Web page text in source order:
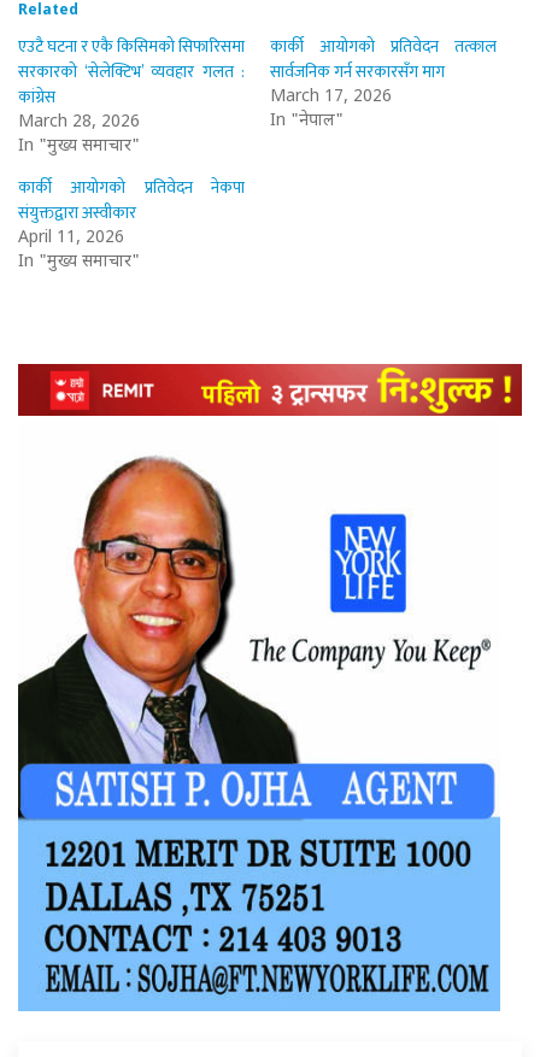
Related
एउटै घटना र एकै किसिमको सिफारिसमा
सरकारको ‘सेलेक्टिभ’ व्यवहार गलत :
कांग्रेस
March 28, 2026
In "मुख्य समाचार"
कार्की आयोगको प्रतिवेदन तत्काल
सार्वजनिक गर्न सरकारसँग माग
March 17, 2026
In "नेपाल"
कार्की आयोगको प्रतिवेदन नेकपा
संयुक्तद्वारा अस्वीकार
April 11, 2026
In "मुख्य समाचार"